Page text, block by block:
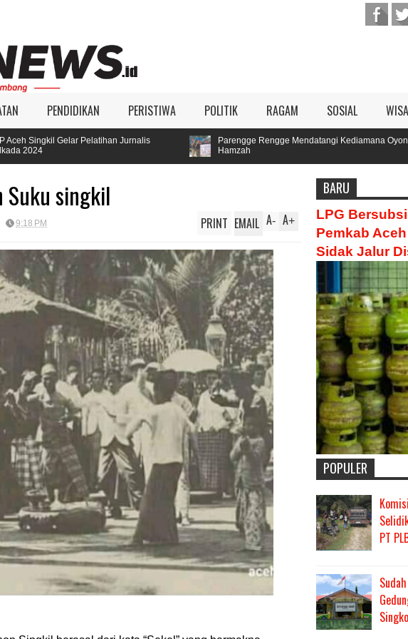
PENDIDIKAN PERISTIWA POLITIK RAGAM SOSIAL
Parengge Rengge Mendatangi Kediamana Oyon,Menyatakan Sikap
Suku singkil
9:18 PM A+
A-
PRINT EMAIL
BARU
LPG
Pemkab
Sidak Jalur
POPULER
PT